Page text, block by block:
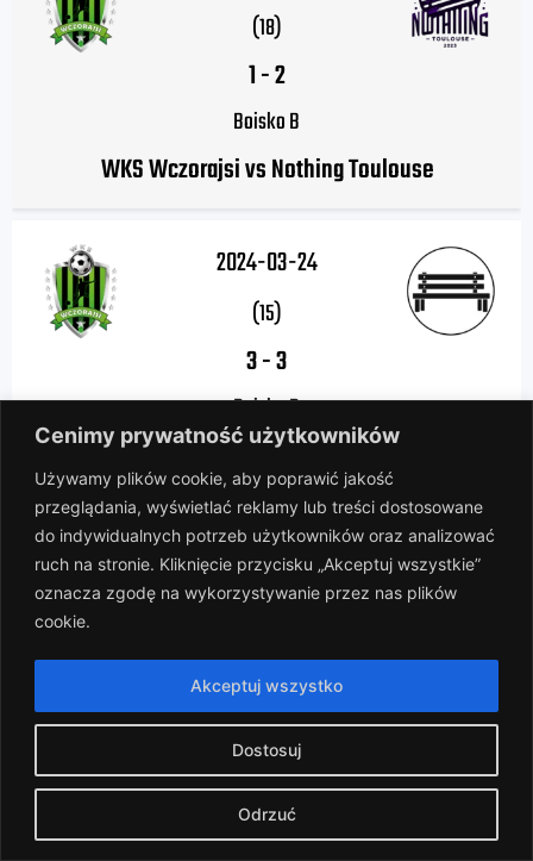
Cenimy prywatność użytkowników
Używamy plików cookie, aby poprawić jakość
przeglądania, wyświetlać reklamy lub treści dostosowane
do indywidualnych potrzeb użytkowników oraz analizować
ruch na stronie. Kliknięcie przycisku „Akceptuj wszystkie”
oznacza zgodę na wykorzystywanie przez nas plików
cookie.
Dostosuj
Odrzuć
Akceptuj wszystko
(18)
1-2
Boisko B
WKS Wczorajsi vs Nothing Toulouse
2024-03-24
(15)
3-3
Boisko B
WKS Wczorajsi vs Ławka Rezerwowych
2024-03-16
(14)
Boisko C
WKS Wczorajsi vs PKP Azbest
2024-03-09